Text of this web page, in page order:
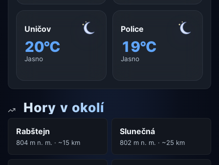
Uničov
20°C
Jasno
Police
19°C
Jasno
Hory v okolí
Rabštejn
804 m n. m. · ~15 km
Slunečná
802 m n. m. · ~25 km